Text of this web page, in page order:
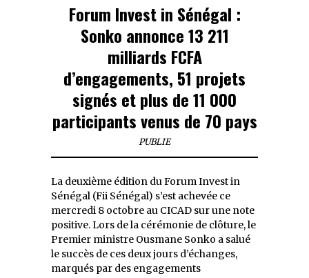
Forum Invest in Sénégal :
Sonko annonce 13 211
milliards FCFA
d’engagements, 51 projets
signés et plus de 11 000
participants venus de 70 pays
PUBLIE
La deuxième édition du Forum Invest in
Sénégal (Fii Sénégal) s’est achevée ce
mercredi 8 octobre au CICAD sur une note
positive. Lors de la cérémonie de clôture, le
Premier ministre Ousmane Sonko a salué
le succès de ces deux jours d’échanges,
marqués par des engagements